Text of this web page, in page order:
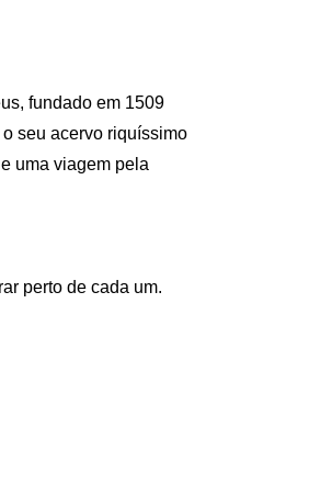
fundado em 1509
seu acervo riquíssimo
uma viagem pela
perto de cada um.